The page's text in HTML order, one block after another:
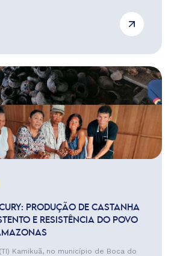
PRODUÇÃO DE CASTANHA
E RESISTÊNCIA DO POVO
Kamikuã, no município de Boca do